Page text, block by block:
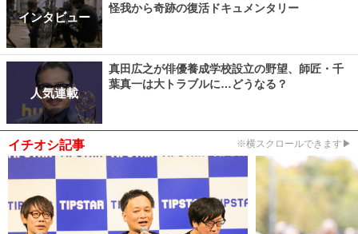
インタビュー
怪我から奇跡の復活ドキュメンタリー
人気連載
真田広之が俳優養成学校設立の野望、師匠・千
葉真一は大トラブルに…どうなる？
イチオシ記事 ※横スクロールできます▶